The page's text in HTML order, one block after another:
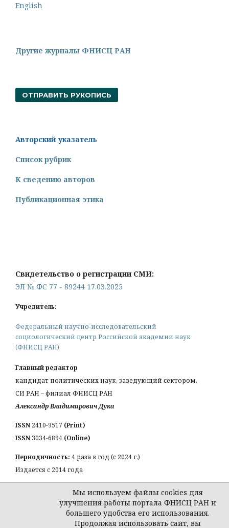
English
Другие журналы ФНИСЦ РАН
ОТПРАВИТЬ РУКОПИСЬ
Авторский указатель
Список рубрик
К сведению авторов
Публикационная этика
Свидетельство о регистрации СМИ:
ЭЛ № ФС 77 - 89244 17.03.2025
Учредитель:
Федеральный научно-исследовательский
социологический центр Российской академии наук
(ФНИСЦ РАН)
Главный редактор
кандидат политических наук, заведующий сектором,
СИ РАН – филиал ФНИСЦ РАН
Александр Владимирович Дука
ISSN 2410-9517 (Print)
ISSN3034-6894 (Online)
Периодичность: 4 раза в год (с 2024 г.)
Издается с 2014 года
a_duka@mail.ru
Мы используем файлы cookies для
улучшения работы портала ФНИСЦ РАН и
большего удобства его использования.
Продолжая использовать сайт, вы